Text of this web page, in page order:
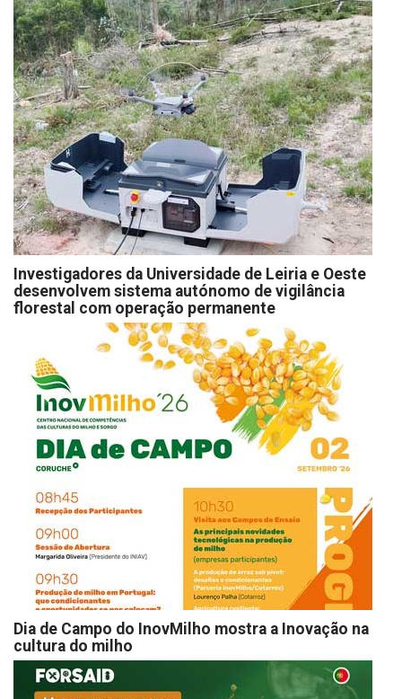
Investigadores da Universidade de Leiria e Oeste
desenvolvem sistema autónomo de vigilância
florestal com operação permanente
Dia de Campo do InovMilho mostra a Inovação na
cultura do milho